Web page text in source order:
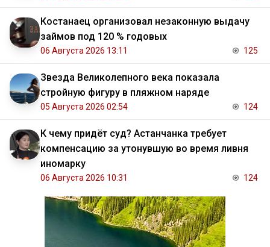
Костанаец организовал незаконную выдачу
займов под 120 % годовых
06 Августа 2026 13:11 125
Звезда Великолепного века показала
стройную фигуру в пляжном наряде
05 Августа 2026 02:54 124
К чему придёт суд? Астанчанка требует
компенсацию за утонувшую во время ливня
иномарку
06 Августа 2026 10:31 124